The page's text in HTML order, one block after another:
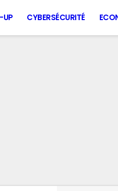
UP CYBERSÉCURITÉ